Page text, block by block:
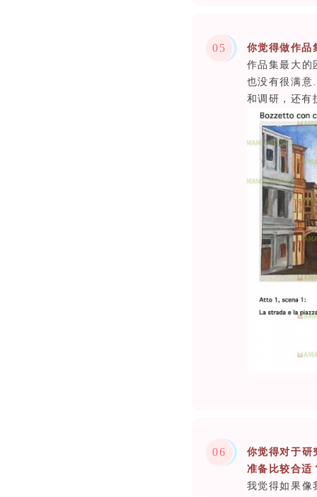
05
你觉得做作品
作品集最大的
也没有很满
和调研，还有
06
你觉得对于研
准备比较合适
我觉得如果像